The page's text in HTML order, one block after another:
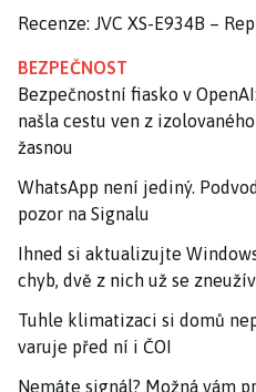
Recenze: JVC XS-E934B –
BEZPEČNOST
Bezpečnostní fiasko v
našla cestu ven z
žasnou
WhatsApp není jediný.
pozor na Signalu
Ihned si aktualizujte
chyb, dvě z nich už se
Tuhle klimatizaci si domů
varuje před ní i ČOI
Nemáte signál? Možná vám